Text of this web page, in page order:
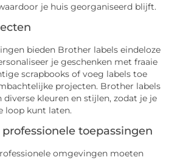
je huis georganiseerd blijft.
bieden Brother labels eindeloze
je geschenken met fraaie
scrapbooks of voeg labels toe
projecten. Brother labels
diverse kleuren en stijlen, zodat je je
loop kunt laten.
toepassingen
omgevingen moeten